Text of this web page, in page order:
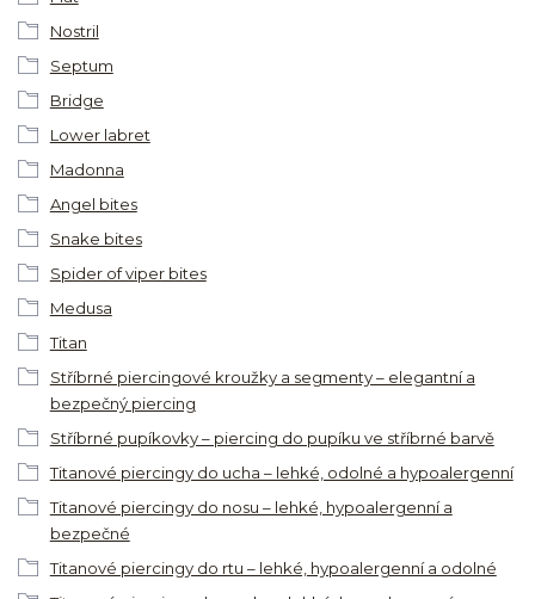
Nostril
Septum
Bridge
Lower labret
Madonna
Angel bites
Snake bites
Spider of viper bites
Medusa
Titan
Stříbrné piercingové kroužky a segmenty – elegantní a
bezpečný piercing
Stříbrné pupíkovky – piercing do pupíku ve stříbrné barvě
Titanové piercingy do ucha – lehké, odolné a hypoalergenní
Titanové piercingy do nosu – lehké, hypoalergenní a
bezpečné
Titanové piercingy do rtu – lehké, hypoalergenní a odolné